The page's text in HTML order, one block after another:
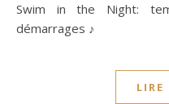
Swim in the Night:
démarrages ♪
LIRE